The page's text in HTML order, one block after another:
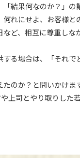
結果何なのか？」の
れにせよ、お客様と
ど、相互に尊重しな
る場合は、「それで
のか？と問いかけま
上司とやり取りした